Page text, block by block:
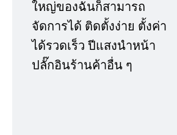
ใหญ่ของฉันก็สามารถ
จัดการได้ ติดตั้งง่าย ตั้งค่า
ได้รวดเร็ว ปีแสงนำหน้า
ปลั๊กอินร้านค้าอื่น ๆ